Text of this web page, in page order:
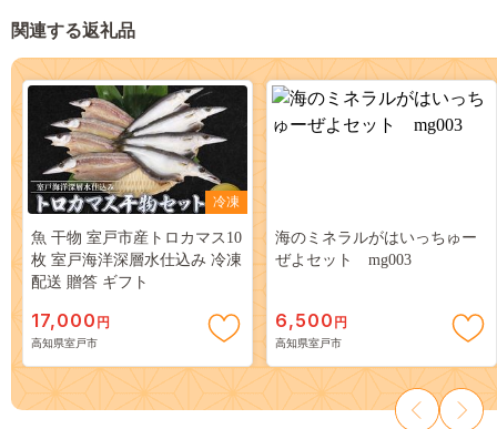
関連する返礼品
冷凍
魚 干物 室戸市産トロカマス10
枚 室戸海洋深層水仕込み 冷凍
配送 贈答 ギフト
17,000 円
高知県室戸市
海のミネラルがはいっちゅー
ぜよセット mg003
6,500 円
高知県室戸市